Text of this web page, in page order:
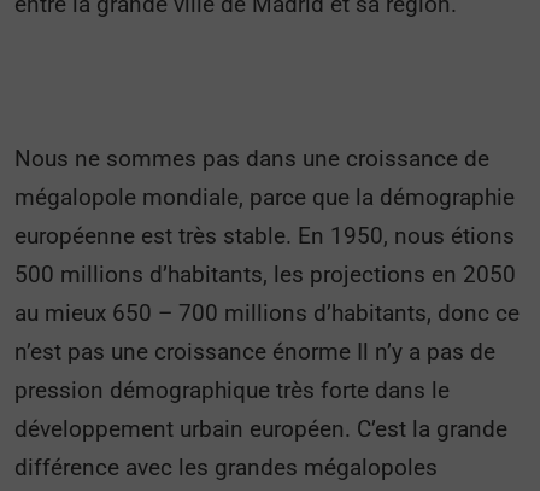
Nous ne sommes pas dans une croissance de
mégalopole mondiale, parce que la démographie
européenne est très stable. En 1950, nous étions
500 millions d’habitants, les projections en 2050
au mieux 650 – 700 millions d’habitants, donc ce
n’est pas une croissance énorme Il n’y a pas de
pression démographique très forte dans le
développement urbain européen. C’est la grande
différence avec les grandes mégalopoles